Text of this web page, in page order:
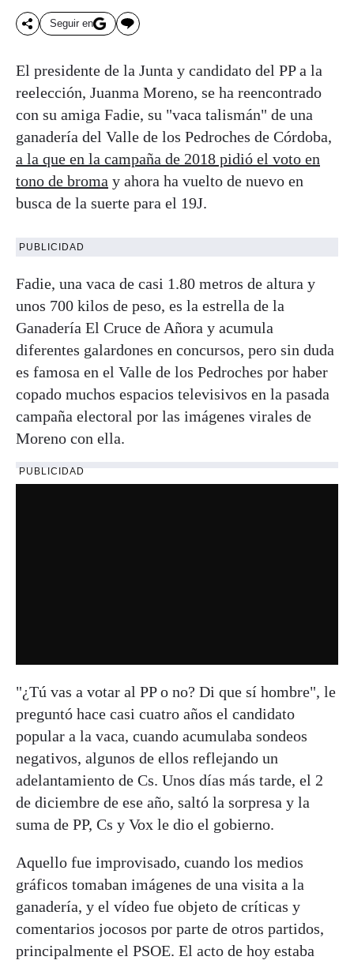
Seguir en
El presidente de la Junta y candidato del PP a la
reelección, Juanma Moreno, se ha reencontrado
con su amiga Fadie, su "vaca talismán" de una
ganadería del Valle de los Pedroches de Córdoba,
a la que en la campaña de 2018 pidió el voto en
tono de broma y ahora ha vuelto de nuevo en
busca de la suerte para el 19J.
PUBLICIDAD
Fadie, una vaca de casi 1.80 metros de altura y
unos 700 kilos de peso, es la estrella de la
Ganadería El Cruce de Añora y acumula
diferentes galardones en concursos, pero sin duda
es famosa en el Valle de los Pedroches por haber
copado muchos espacios televisivos en la pasada
campaña electoral por las imágenes virales de
Moreno con ella.
PUBLICIDAD
"¿Tú vas a votar al PP o no? Di que sí hombre", le
preguntó hace casi cuatro años el candidato
popular a la vaca, cuando acumulaba sondeos
negativos, algunos de ellos reflejando un
adelantamiento de Cs. Unos días más tarde, el 2
de diciembre de ese año, saltó la sorpresa y la
suma de PP, Cs y Vox le dio el gobierno.
Aquello fue improvisado, cuando los medios
gráficos tomaban imágenes de una visita a la
ganadería, y el vídeo fue objeto de críticas y
comentarios jocosos por parte de otros partidos,
principalmente el PSOE. El acto de hoy estaba